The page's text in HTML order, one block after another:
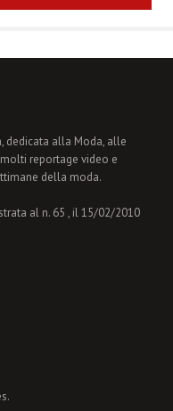
dedicata alla Moda, alle
reportage video e
della moda.
al n. 65 , il 15/02/2010